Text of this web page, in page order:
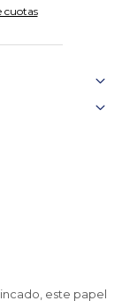
cuotas
este papel